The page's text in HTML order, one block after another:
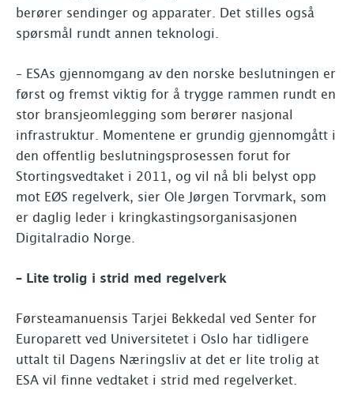
berører sendinger og apparater. Det stilles også
spørsmål rundt annen teknologi.
– ESAs gjennomgang av den norske beslutningen er
først og fremst viktig for å trygge rammen rundt en
stor bransjeomlegging som berører nasjonal
infrastruktur. Momentene er grundig gjennomgått i
den offentlig beslutningsprosessen forut for
Stortingsvedtaket i 2011, og vil nå bli belyst opp
mot EØS regelverk, sier Ole Jørgen Torvmark, som
er daglig leder i kringkastingsorganisasjonen
Digitalradio Norge.
– Lite trolig i strid med regelverk
Førsteamanuensis Tarjei Bekkedal ved Senter for
Europarett ved Universitetet i Oslo har tidligere
uttalt til Dagens Næringsliv at det er lite trolig at
ESA vil finne vedtaket i strid med regelverket.